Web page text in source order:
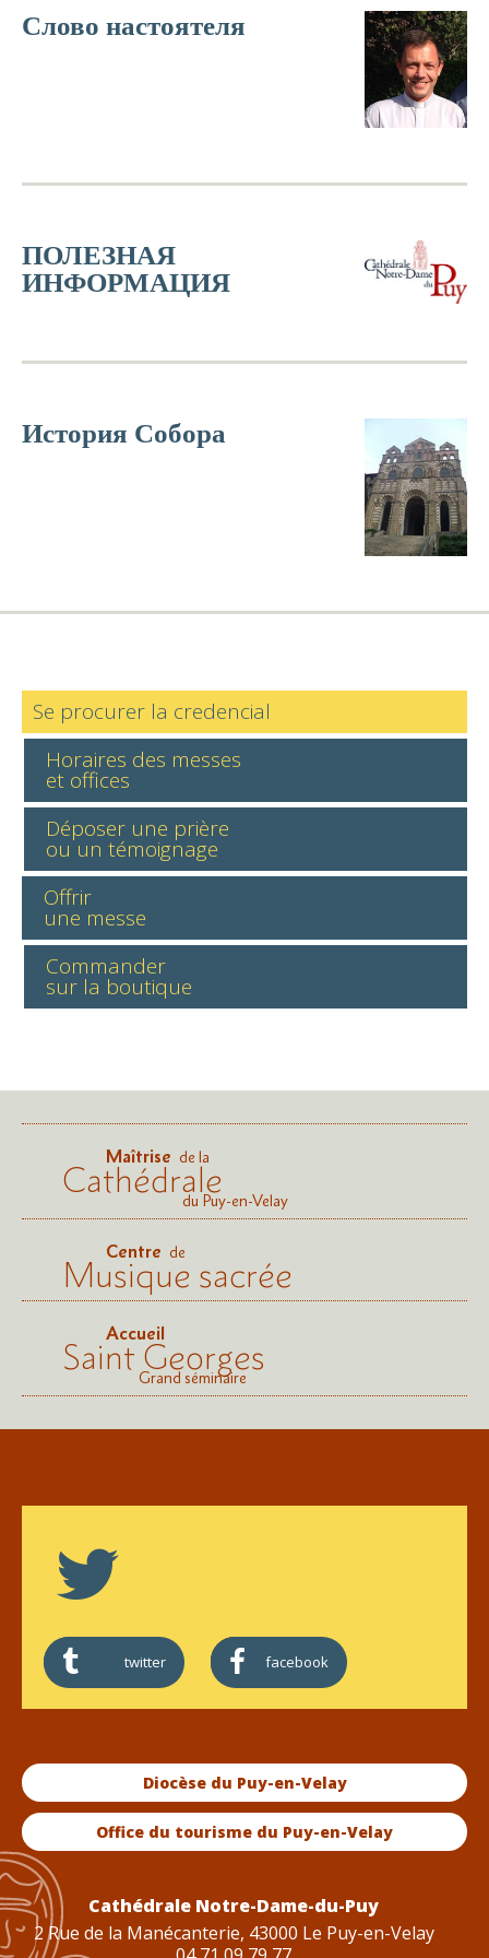
Слово настоятеля
ПОЛЕЗНАЯ
ИНФОРМАЦИЯ
История Собора
Se procurer la credencial
Horaires des messes
et offices
Déposer une prière
ou un témoignage
Offrir
une messe
Commander
sur la boutique
Maîtrise de la
Cathédraledu Puy-en-Velay
Centre de
Musique sacrée
Accueil
Saint Georges
Grand séminaire
twitter facebook
Diocèse du Puy-en-Velay
Office du tourisme du Puy-en-Velay
Cathédrale Notre-Dame-du-Puy
2 Rue de la Manécanterie, 43000 Le Puy-en-Velay